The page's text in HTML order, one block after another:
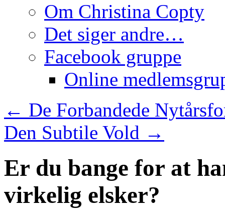
Om Christina Copty
Det siger andre…
Facebook gruppe
Online
← De Forbandede
Den Subtile Vold →
Er du bange for at
virkelig elsker?